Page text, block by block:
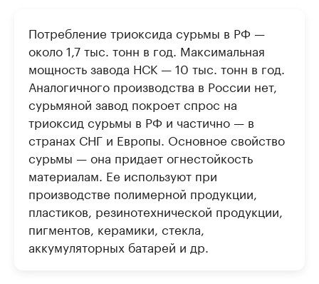
Потребление триоксида сурьмы в РФ —
около 1,7 тыс. тонн в год. Максимальная
мощность завода НСК — 10 тыс. тонн в год.
Аналогичного производства в России нет,
сурьмяной завод покроет спрос на
триоксид сурьмы в РФ и частично — в
странах СНГ и Европы. Основное свойство
сурьмы — она придает огнестойкость
материалам. Ее используют при
производстве полимерной продукции,
пластиков, резинотехнической продукции,
пигментов, керамики, стекла,
аккумуляторных батарей и др.